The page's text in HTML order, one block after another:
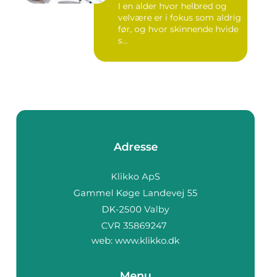
I en alder hvor helbred og
velvære er i fokus som aldrig
før, og hvor skinnende hvide
s...
Adresse
web: www.klikko.dk